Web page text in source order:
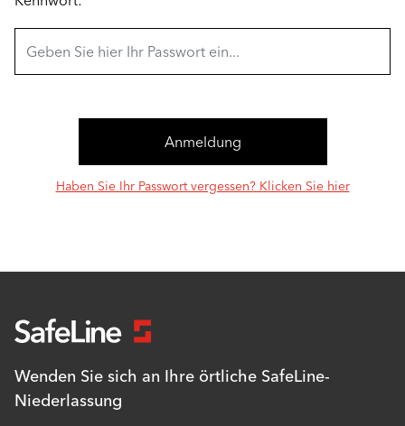
Haben Sie Ihr Passwort vergessen? Klicken Sie hier
Wenden Sie sich an Ihre örtliche SafeLine-
Niederlassung